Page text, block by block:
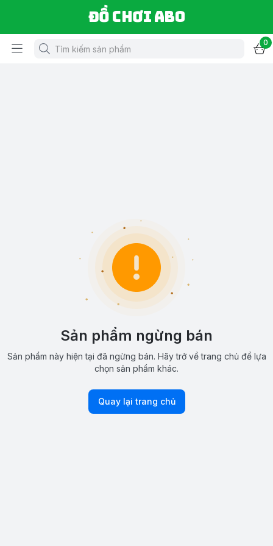
Đồ chơi ABO
0
Sản phẩm ngừng bán
Sản phẩm này hiện tại đã ngừng bán. Hãy trở về trang chủ để lựa
chọn sản phẩm khác.
Quay lại trang chủ